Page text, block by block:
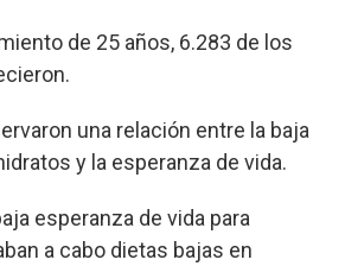
de 25 años, 6.283 de los
una relación entre la baja
y la esperanza de vida.
esperanza de vida para
a cabo dietas bajas en